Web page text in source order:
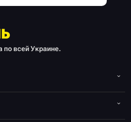
по всей Украине.